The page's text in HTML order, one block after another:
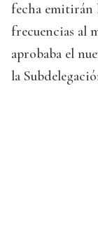
fecha emitirán
frecuencias al
aprobaba el
la